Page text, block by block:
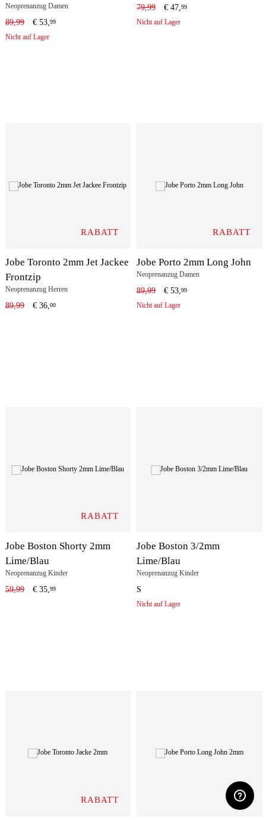
Neoprenanzug Damen
89,99 € 53, 99
Nicht auf Lager
79,99 € 47,99
Nicht auf Lager
RABATT
Jobe Toronto 2mm Jet Jackee
Frontzip
Neoprenanzug Herren
89,99 € 36,00
RABATT
Jobe Porto 2mm Long John
Neoprenanzug Damen
89,99 € 53,99
Nicht auf Lager
RABATT
Jobe Boston Shorty 2mm
Lime/Blau
Neoprenanzug Kinder
59,99 € 35,99
Jobe Boston 3/2mm
Lime/Blau
Neoprenanzug Kinder
S
Nicht auf Lager
RABATT